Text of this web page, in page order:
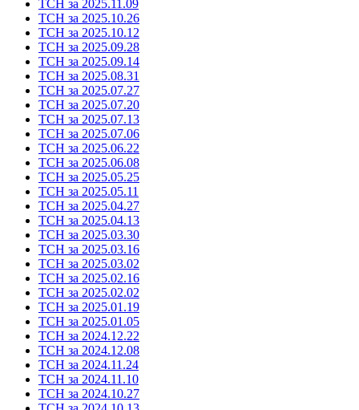
ТСН за 2025.11.09
ТСН за 2025.10.26
ТСН за 2025.10.12
ТСН за 2025.09.28
ТСН за 2025.09.14
ТСН за 2025.08.31
ТСН за 2025.07.27
ТСН за 2025.07.20
ТСН за 2025.07.13
ТСН за 2025.07.06
ТСН за 2025.06.22
ТСН за 2025.06.08
ТСН за 2025.05.25
ТСН за 2025.05.11
ТСН за 2025.04.27
ТСН за 2025.04.13
ТСН за 2025.03.30
ТСН за 2025.03.16
ТСН за 2025.03.02
ТСН за 2025.02.16
ТСН за 2025.02.02
ТСН за 2025.01.19
ТСН за 2025.01.05
ТСН за 2024.12.22
ТСН за 2024.12.08
ТСН за 2024.11.24
ТСН за 2024.11.10
ТСН за 2024.10.27